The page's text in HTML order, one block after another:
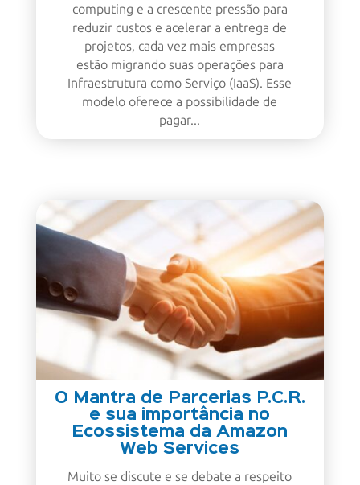
computing e a crescente pressão para
reduzir custos e acelerar a entrega de
projetos, cada vez mais empresas
estão migrando suas operações para
Infraestrutura como Serviço (IaaS). Esse
modelo oferece a possibilidade de
pagar...
O Mantra de Parcerias P.C.R.
e sua importância no
Ecossistema da Amazon
Web Services
Muito se discute e se debate a respeito